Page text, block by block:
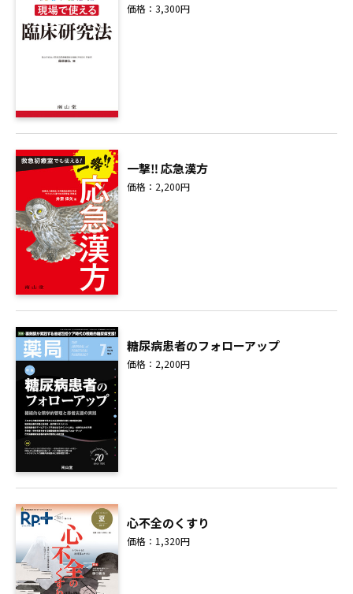
価格：3,300円
一撃‼ 応急漢方
価格：2,200円
糖尿病患者のフォローアップ
価格：2,200円
心不全のくすり
価格：1,320円